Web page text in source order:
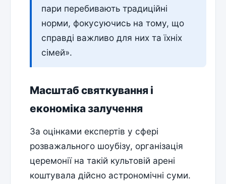
пари перебивають традиційні
норми, фокусуючись на тому, що
справді важливо для них та їхніх
сімей».
Масштаб святкування і
економіка залучення
За оцінками експертів у сфері
розважального шоубізу, організація
церемонії на такій культовій арені
коштувала дійсно астрономічні суми.